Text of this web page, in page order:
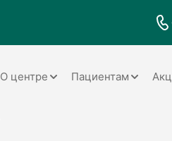
О центре Пациентам